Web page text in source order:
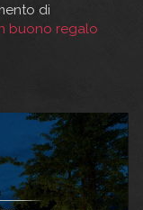
di
buono regalo